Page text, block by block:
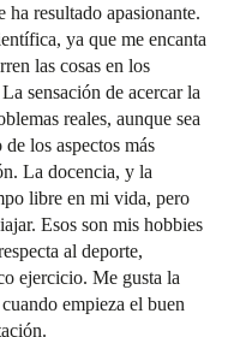
resultado apasionante.
ya que me encanta
las cosas en los
sensación de acercar la
reales, aunque sea
los aspectos más
La docencia, y la
libre en mi vida, pero
Esos son mis hobbies
al deporte,
ejercicio. Me gusta la
empieza el buen